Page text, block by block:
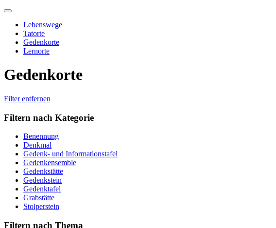
Skip
contentLebenswege
Tatorte
Gedenkorte
Lernorte
Gedenkorte
Filter entfernen
Filtern nach Kategorie
Benennung
Denkmal
Gedenk- und Informationstafel
Gedenkensemble
Gedenkstätte
Gedenkstein
Gedenktafel
Grabstätte
Stolperstein
Filtern nach Thema